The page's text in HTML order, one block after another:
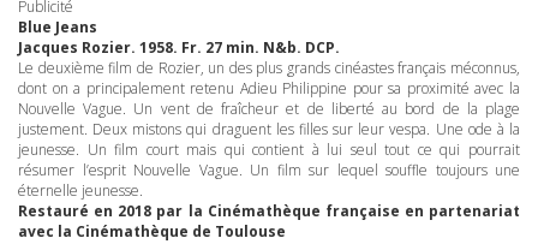
Publicité
Blue Jeans
Jacques Rozier. 1958. Fr. 27 min. N&b. DCP.
Le deuxième film de Rozier, un des plus grands cinéastes français méconnus,
dont on a principalement retenu Adieu Philippine pour sa proximité avec la
Nouvelle Vague. Un vent de fraîcheur et de liberté au bord de la plage
justement. Deux mistons qui draguent les filles sur leur vespa. Une ode à la
jeunesse. Un film court mais qui contient à lui seul tout ce qui pourrait
résumer l’esprit Nouvelle Vague. Un film sur lequel souffle toujours une
éternelle jeunesse.
Restauré en 2018 par la Cinémathèque française en partenariat
avec la Cinémathèque de Toulouse